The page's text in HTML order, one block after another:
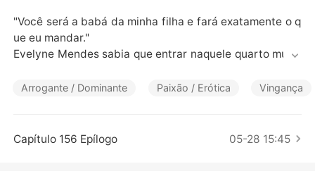
Contos Curtos
"Você será a babá da minha filha e fará exatamente o q
ue eu mandar."
Evelyne Mendes sabia que entrar naquele quarto muda
a obsessão doentia. O CEO viúvo, Cian Verran, a olha c
Na mansão luxuosa, Evelyne precisa fingir submissão e
Arrogante / Dominante Paixão / Erótica Vingança
Capítulo 156 Epílogo 05-28 15:45